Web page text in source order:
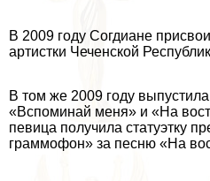
В 2009 году Согдиане
артистки Чеченской
В том же 2009 году
«Вспоминай меня» и «На
певица получила статуэтку
граммофон» за песню «На